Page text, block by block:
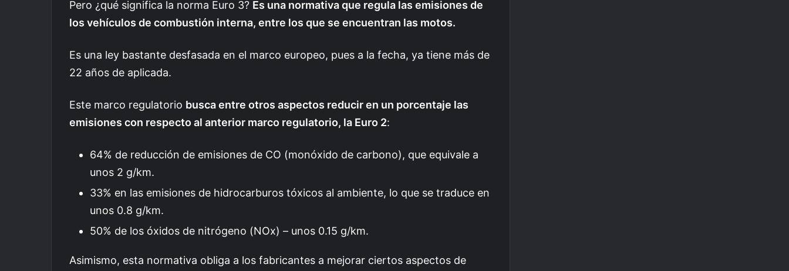
Pero ¿qué significa la norma Euro 3? Es una normativa que regula las emisiones de
los vehículos de combustión interna, entre los que se encuentran las motos.
Es una ley bastante desfasada en el marco europeo, pues a la fecha, ya tiene más de
22 años de aplicada.
Este marco regulatorio busca entre otros aspectos reducir en un porcentaje las
emisiones con respecto al anterior marco regulatorio, la Euro 2:
64% de reducción de emisiones de CO (monóxido de carbono), que equivale a
unos 2 g/km.
33% en las emisiones de hidrocarburos tóxicos al ambiente, lo que se traduce en
unos 0.8 g/km.
50% de los óxidos de nitrógeno (NOx) – unos 0.15 g/km.
Asimismo, esta normativa obliga a los fabricantes a mejorar ciertos aspectos de